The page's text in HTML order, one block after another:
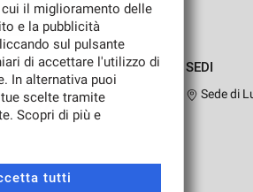
SEDI
Sede di
il miglioramento delle
e la pubblicità
sul pulsante
di accettare l'utilizzo di
In alternativa puoi
scelte tramite
Scopri di più e
tutti